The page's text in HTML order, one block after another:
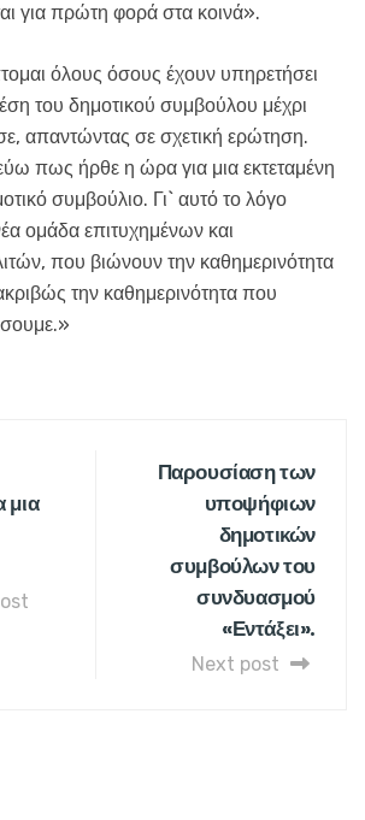
για πρώτη φορά στα κοινά».
όλους όσους έχουν υπηρετήσει
του δημοτικού συμβούλου μέχρι
απαντώντας σε σχετική ερώτηση.
πως ήρθε η ώρα για μια εκτεταμένη
συμβούλιο. Γι` αυτό το λόγο
ομάδα επιτυχημένων και
που βιώνουν την καθημερινότητα
την καθημερινότητα που
μια
Παρουσίαση των
υποψήφιων
δημοτικών
συμβούλων του
συνδυασμού
«Εντάξει».
Next post